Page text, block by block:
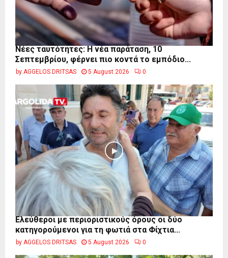
Νέες ταυτότητες: Η νέα παράταση, 10
Σεπτεμβρίου, φέρνει πιο κοντά το εμπόδιο...
by AGGELOS DRITSAS 5 August 2026 0
Ελεύθεροι με περιοριστικούς όρους οι δύο
κατηγορούμενοι για τη φωτιά στα Φίχτια...
by AGGELOS DRITSAS 5 August 2026 0